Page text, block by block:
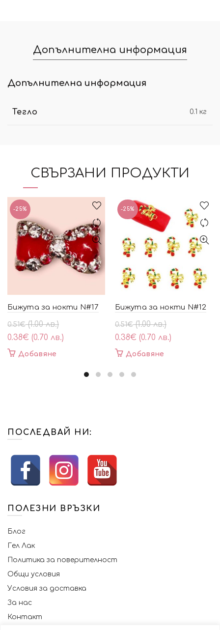
Допълнителна информация
Допълнителна информация
Тегло 0.1 кг
СВЪРЗАНИ ПРОДУКТИ
-25%
Бижута за нокти N#17
0.51€ (1.00 лв.)
Original
price
was:
0.51€
0.38€ (0.70 лв.)
Текущата
цена
е:
0.38€
Добавяне
-25%
Бижута за нокти N#12
0.51€ (1.00 лв.)
Original
price
was:
0.51€
(1.00
0.38€ (0.70 лв.)
Текущата
цена
е:
0.38€
(0.70
Добавяне
ПОСЛЕДВАЙ НИ:
ПОЛЕЗНИ ВРЪЗКИ
Блог
Гел Лак
Политика за поверителност
Общи условия
Условия за доставка
За нас
Контакт